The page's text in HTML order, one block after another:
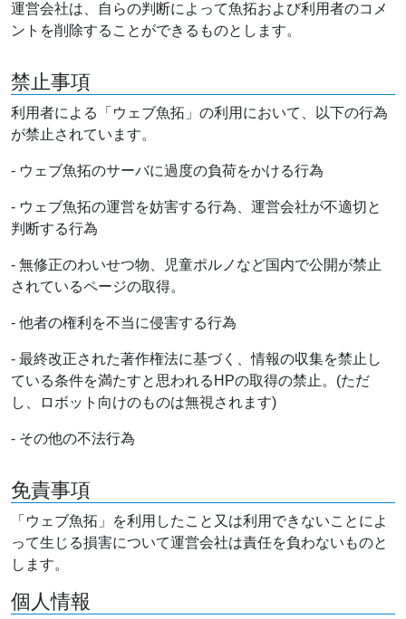
運営会社は、自らの判断によって魚拓および利用者のコメ
ントを削除することができるものとします。
禁止事項
利用者による「ウェブ魚拓」の利用において、以下の行為
が禁止されています。
- ウェブ魚拓のサーバに過度の負荷をかける行為
- ウェブ魚拓の運営を妨害する行為、運営会社が不適切と
判断する行為
- 無修正のわいせつ物、児童ポルノなど国内で公開が禁止
されているページの取得。
- 他者の権利を不当に侵害する行為
- 最終改正された著作権法に基づく、情報の収集を禁止し
ている条件を満たすと思われるHPの取得の禁止。(ただ
し、ロボット向けのものは無視されます)
- その他の不法行為
免責事項
「ウェブ魚拓」を利用したこと又は利用できないことによ
って生じる損害について運営会社は責任を負わないものと
します。
個人情報